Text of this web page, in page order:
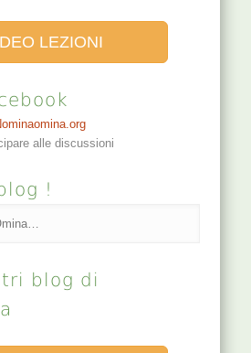
LEZIONI
alle discussioni
!
blog di